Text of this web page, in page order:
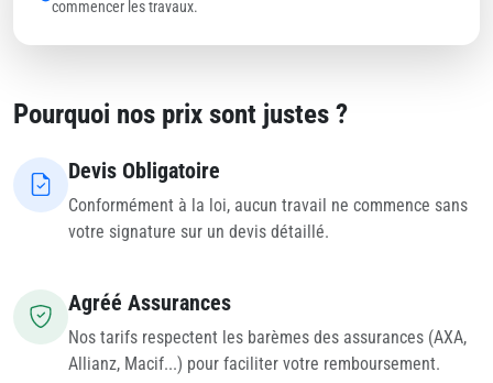
commencer les travaux.
Pourquoi nos prix sont justes ?
Devis Obligatoire
Conformément à la loi, aucun travail ne commence sans
votre signature sur un devis détaillé.
Agréé Assurances
Nos tarifs respectent les barèmes des assurances (AXA,
Allianz, Macif...) pour faciliter votre remboursement.